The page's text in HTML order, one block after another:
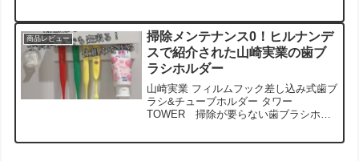
にも落ちにくい。水だけでこんなに簡単
に落ちたんだ！と感動した、実際使用し
てのレビューをご覧ください手を汚さ
ず、玄関のタイルの掃除が完了しますよ
商品レビュー
掃除メンテナンス0！ヒルナンデ
スで紹介された山崎実業の歯ブ
ラシホルダー
山崎実業 フィルムフック差し込み式歯ブ
ラシ&チューブホルダー タワー
TOWER 掃除が要らない歯ブラシホル
スを減らして快適な生活を目指します。